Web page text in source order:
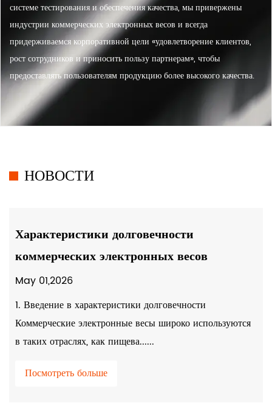
системе тестирования и обеспечения качества, мы привержены
индустрии коммерческих электронных весов и всегда
придерживаемся корпоративной цели «удовлетворение клиентов,
рост сотрудников и приносить пользу партнерам», чтобы
предоставлять пользователям продукцию более высокого качества.
НОВОСТИ
Характеристики долговечности
коммерческих электронных весов
May 01,2026
1. Введение в характеристики долговечности
Коммерческие электронные весы широко используются
в таких отраслях, как пищева......
Посмотреть больше